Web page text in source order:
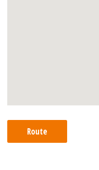
Route